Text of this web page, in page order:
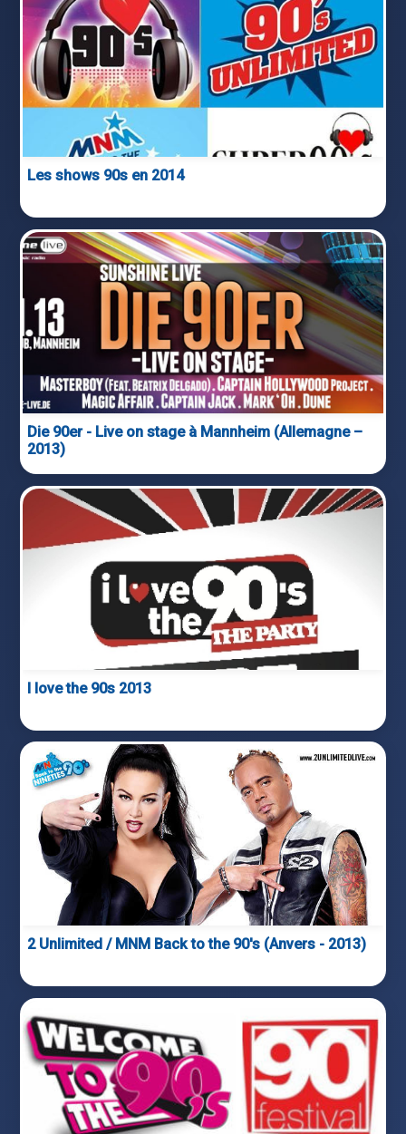
Les shows 90s en 2014
Die 90er - Live on stage à Mannheim (Allemagne –
2013)
I love the 90s 2013
2 Unlimited / MNM Back to the 90's (Anvers - 2013)